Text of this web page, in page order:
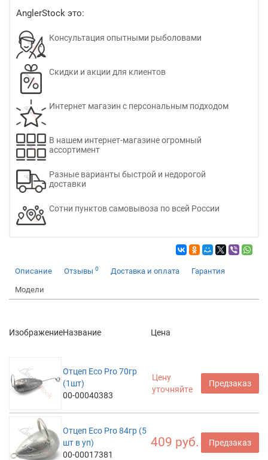
AnglerStock это:
Консультация опытными рыболовами
Скидки и акции для клиентов
Интернет магазин с персональным подходом
В нашем интернет-магазине огромный
ассортимент
Разные варианты быстрой и недорогой
доставки
Сотни пунктов самовывоза по всей России
Описание Отзывы 0 Доставка и оплата Гарантия
Модели
ИзображениеНазвание Цена
Отцеп Eco Pro 70гр
(1шт)
00-00040383
Цену
уточняйте
Предзаказ
Отцеп Eco Pro 84гр (5
шт в уп)
00-00017381
409 руб. Предзаказ